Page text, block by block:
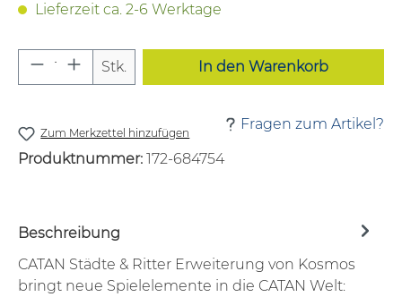
Lieferzeit ca. 2-6 Werktage
Produkt Anzahl: Gib den
Stk. In den Warenkorb
Zum Merkzettel hinzufügen
Fragen zum Artikel?
Produktnummer: 172-684754
Beschreibung
CATAN Städte & Ritter Erweiterung von Kosmos
bringt neue Spielelemente in die CATAN Welt: